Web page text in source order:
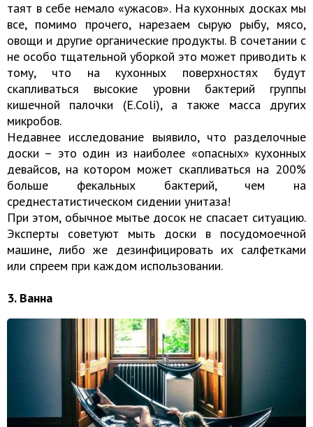
таят в себе немало «ужасов». На кухонных досках мы
все, помимо прочего, нарезаем сырую рыбу, мясо,
овощи и другие органические продукты. В сочетании с
не особо тщательной уборкой это может приводить к
тому, что на кухонных поверхностях будут
скапливаться высокие уровни бактерий группы
кишечной палочки (E.Coli), а также масса других
микробов.
Недавнее исследование выявило, что разделочные
доски – это один из наиболее «опасных» кухонных
девайсов, на котором может скапливаться на 200%
больше фекальных бактерий, чем на
среднестатистическом сидении унитаза!
При этом, обычное мытье досок не спасает ситуацию.
Эксперты советуют мыть доски в посудомоечной
машине, либо же дезинфицировать их салфетками
или спреем при каждом использовании.
3. Ванна